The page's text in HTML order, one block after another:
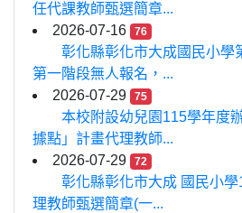
任代課教師甄選簡章...
2026-07-16
76
彰化縣彰化市大成國民小學
第一階段無人報名，...
2026-07-29
75
本校附設幼兒園115學年度
據點」計畫代理教師...
2026-07-29
72
彰化縣彰化市大成 國民小
理教師甄選簡章(一...